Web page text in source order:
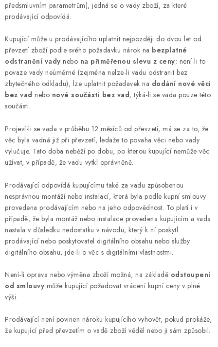
předsmluvním parametrům), jedná se o vady zboží, za které
prodávající odpovídá.
Kupující může u prodávajícího uplatnit nejpozději do dvou let od
převzetí zboží podle svého požadavku nárok na bezplatné
odstranění vady nebo na přiměřenou slevu z ceny; není-li to
povaze vady neúměrné (zejména nelze-li vadu odstranit bez
zbytečného odkladu), lze uplatnit požadavek na dodání nové věci
bez vad nebo nové součásti bez vad, týká-li se vada pouze této
součásti.
Projeví-li se vada v průběhu 12 měsíců od převzetí, má se za to, že
věc byla vadná již při převzetí, ledaže to povaha věci nebo vady
vylučuje. Tato doba neběží po dobu, po kterou kupující nemůže věc
užívat, v případě, že vadu vytkl oprávněně.
Prodávající odpovídá kupujícímu také za vadu způsobenou
nesprávnou montáží nebo instalací, která byla podle kupní smlouvy
provedena prodávajícím nebo na jeho odpovědnost. To platí i v
případě, že byla montáž nebo instalace provedena kupujícím a vada
nastala v důsledku nedostatku v návodu, který k ní poskytl
prodávající nebo poskytovatel digitálního obsahu nebo služby
digitálního obsahu, jde-li o věc s digitálními vlastnostmi.
Není-li oprava nebo výměna zboží možná, na základě odstoupení
od smlouvy může kupující požadovat vrácení kupní ceny v plné
výši.
Prodávající není povinen nároku kupujícího vyhovět, pokud prokáže,
že kupující před převzetím o vadě zboží věděl nebo ji sám způsobil.